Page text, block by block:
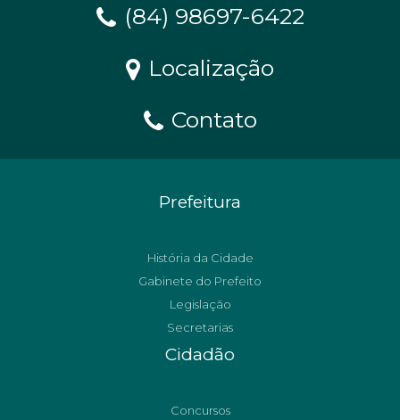
(84) 98697-6422
Localização
Contato
Prefeitura
História da Cidade
Gabinete do Prefeito
Legislação
Secretarias
Cidadão
Concursos